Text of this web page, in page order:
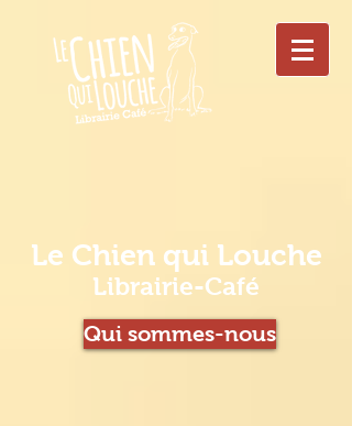
Le Chien qui Louche
Librairie-Café
Qui sommes-nous